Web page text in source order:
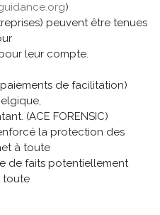
)
peuvent être tenues
leur compte.
de facilitation)
(ACE FORENSIC)
la protection des
à toute
de faits potentiellement
toute